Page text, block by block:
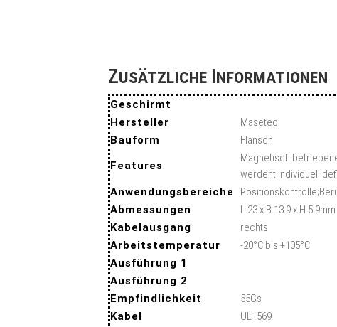
Zusätzliche Informationen
Geschirmt
Hersteller
Masetec
Bauform
Flansch
Features
Magnetisch
werdent;Individuell
Anwendungsbereiche
Abmessungen
L 23 x B 13.9 x H 5.9mm
Kabelausgang
rechts
Arbeitstemperatur
-20°C bis +105°C
Ausführung 1
Ausführung 2
Empfindlichkeit
55Gs
Kabel
UL1569